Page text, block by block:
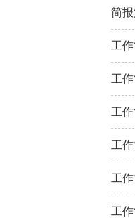
简报
工
工
工
工
工
工